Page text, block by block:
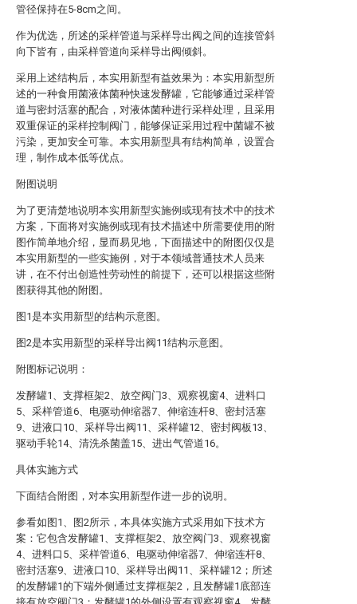
管径保持在5-8cm之间。
作为优选，所述的采样管道与采样导出阀之间的连接管斜
向下皆有，由采样管道向采样导出阀倾斜。
采用上述结构后，本实用新型有益效果为：本实用新型所
述的一种食用菌液体菌种快速发酵罐，它能够通过采样管
道与密封活塞的配合，对液体菌种进行采样处理，且采用
双重保证的采样控制阀门，能够保证采用过程中菌罐不被
污染，更加安全可靠。本实用新型具有结构简单，设置合
理，制作成本低等优点。
附图说明
为了更清楚地说明本实用新型实施例或现有技术中的技术
方案，下面将对实施例或现有技术描述中所需要使用的附
图作简单地介绍，显而易见地，下面描述中的附图仅仅是
本实用新型的一些实施例，对于本领域普通技术人员来
讲，在不付出创造性劳动性的前提下，还可以根据这些附
图获得其他的附图。
图1是本实用新型的结构示意图。
图2是本实用新型的采样导出阀11结构示意图。
附图标记说明：
发酵罐1、支撑框架2、放空阀门3、观察视窗4、进料口
5、采样管道6、电驱动伸缩器7、伸缩连杆8、密封活塞
9、进液口10、采样导出阀11、采样罐12、密封阀板13、
驱动手轮14、清洗杀菌盖15、进出气管道16。
具体实施方式
下面结合附图，对本实用新型作进一步的说明。
参看如图1、图2所示，本具体实施方式采用如下技术方
案：它包含发酵罐1、支撑框架2、放空阀门3、观察视窗
4、进料口5、采样管道6、电驱动伸缩器7、伸缩连杆8、
密封活塞9、进液口10、采样导出阀11、采样罐12；所述
的发酵罐1的下端外侧通过支撑框架2，且发酵罐1底部连